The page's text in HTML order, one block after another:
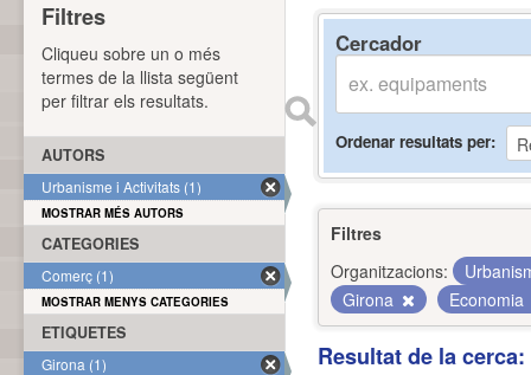
Cercador
Ordenar resultats per
Filtres
Organitzacions:
Girona
Economia
Resultat de la
Filtres
Cliqueu sobre un o més
termes de la llista següent
per filtrar els resultats.
AUTORS
Urbanisme i Activitats (1)
MOSTRAR MÉS AUTORS
CATEGORIES
Comerç (1)
MOSTRAR MENYS CATEGORIES
ETIQUETES
Girona (1)